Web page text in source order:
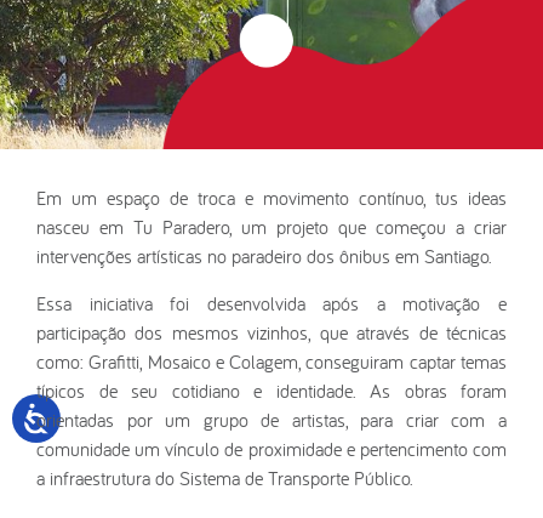
Em um espaço de troca e movimento contínuo, tus ideas
nasceu em Tu Paradero, um projeto que começou a criar
intervenções artísticas no paradeiro dos ônibus em Santiago.
Essa iniciativa foi desenvolvida após a motivação e
participação dos mesmos vizinhos, que através de técnicas
como: Grafitti, Mosaico e Colagem, conseguiram captar temas
típicos de seu cotidiano e identidade. As obras foram
orientadas por um grupo de artistas, para criar com a
comunidade um vínculo de proximidade e pertencimento com
a infraestrutura do Sistema de Transporte Público.